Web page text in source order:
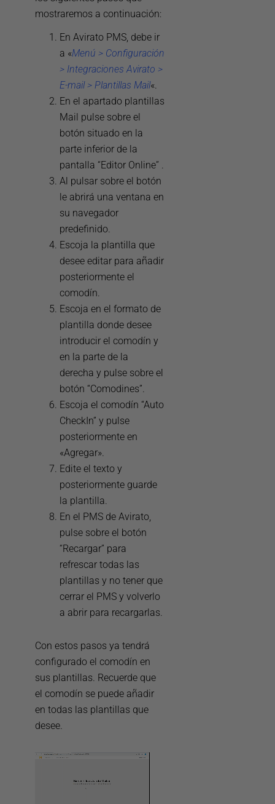
mostraremos a continuación:
En Avirato PMS, debe ir
a «Menú > Configuración
> Integraciones Avirato >
E-mail > Plantillas Mail«.
En el apartado plantillas
Mail pulse sobre el
botón situado en la
parte inferior de la
pantalla “Editor Online” .
Al pulsar sobre el botón
le abrirá una ventana en
su navegador
predefinido.
Escoja la plantilla que
desee editar para añadir
posteriormente el
comodín.
Escoja en el formato de
plantilla donde desee
introducir el comodín y
en la parte de la
derecha y pulse sobre el
botón “Comodines”.
Escoja el comodín “Auto
CheckIn” y pulse
posteriormente en
«Agregar».
Edite el texto y
posteriormente guarde
la plantilla.
En el PMS de Avirato,
pulse sobre el botón
“Recargar” para
refrescar todas las
plantillas y no tener que
cerrar el PMS y volverlo
a abrir para recargarlas.
Con estos pasos ya tendrá
configurado el comodín en
sus plantillas. Recuerde que
el comodín se puede añadir
en todas las plantillas que
desee.